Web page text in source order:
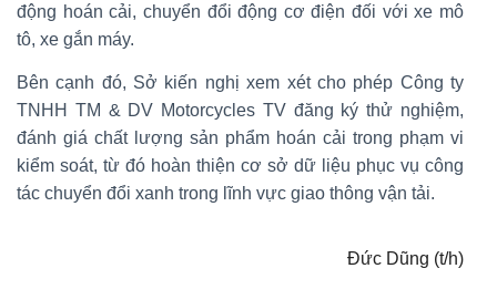
động hoán cải, chuyển đổi động cơ điện đối với xe mô
tô, xe gắn máy.
Bên cạnh đó, Sở kiến nghị xem xét cho phép Công ty
TNHH TM & DV Motorcycles TV đăng ký thử nghiệm,
đánh giá chất lượng sản phẩm hoán cải trong phạm vi
kiểm soát, từ đó hoàn thiện cơ sở dữ liệu phục vụ công
tác chuyển đổi xanh trong lĩnh vực giao thông vận tải.
Đức Dũng (t/h)